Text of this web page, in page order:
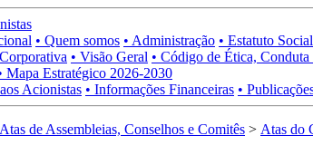
• Quem somos • Administração • Estatuto Social
• Visão Geral • Código de Ética,
Mapa Estratégico 2026-2030
Acionistas • Informações Financeiras •
Atas de Assembleias, Conselhos e Comitês > Atas do